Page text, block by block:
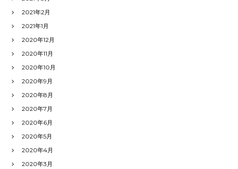
2021年2月
2021年1月
2020年12月
2020年11月
2020年10月
2020年9月
2020年8月
2020年7月
2020年6月
2020年5月
2020年4月
2020年3月